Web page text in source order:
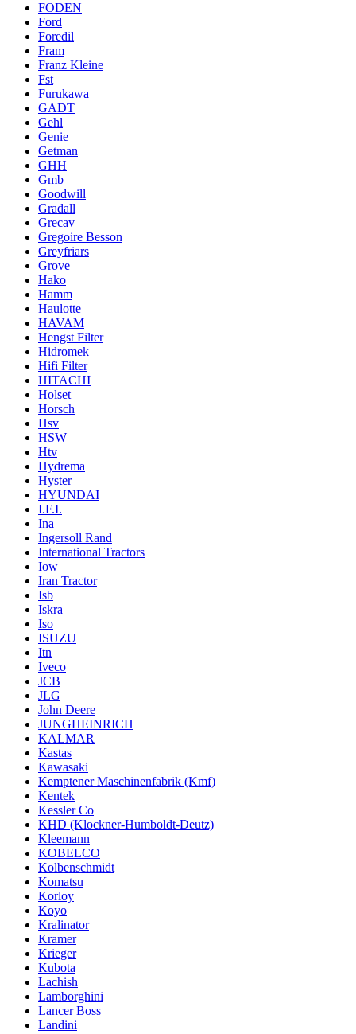
FODEN
Ford
Foredil
Fram
Franz Kleine
Fst
Furukawa
GADT
Gehl
Genie
Getman
GHH
Gmb
Goodwill
Gradall
Grecav
Gregoire Besson
Greyfriars
Grove
Hako
Hamm
Haulotte
HAVAM
Hengst Filter
Hidromek
Hifi Filter
HITACHI
Holset
Horsch
Hsv
HSW
Htv
Hydrema
Hyster
HYUNDAI
I.F.I.
Ina
Ingersoll Rand
International Tractors
Iow
Iran Tractor
Isb
Iskra
Iso
ISUZU
Itn
Iveco
JCB
JLG
John Deere
JUNGHEINRICH
KALMAR
Kastas
Kawasaki
Kemptener Maschinenfabrik (Kmf)
Kentek
Kessler Co
KHD (Klockner-Humboldt-Deutz)
Kleemann
KOBELCO
Kolbenschmidt
Komatsu
Korloy
Koyo
Kralinator
Kramer
Krieger
Kubota
Lachish
Lamborghini
Lancer Boss
Landini